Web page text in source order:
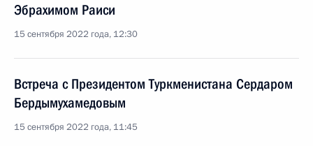
Эбрахимом Раиси
15 сентября 2022 года, 12:30
Встреча с Президентом Туркменистана Сердаром
Бердымухамедовым
15 сентября 2022 года, 11:45